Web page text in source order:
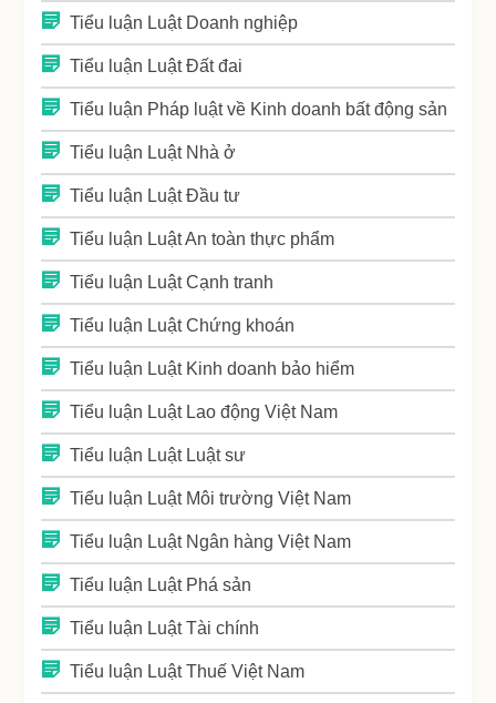
Tiểu luận Luật Doanh nghiệp
Tiểu luận Luật Đất đai
Tiểu luận Pháp luật về Kinh doanh bất động sản
Tiểu luận Luật Nhà ở
Tiểu luận Luật Đầu tư
Tiểu luận Luật An toàn thực phẩm
Tiểu luận Luật Cạnh tranh
Tiểu luận Luật Chứng khoán
Tiểu luận Luật Kinh doanh bảo hiểm
Tiểu luận Luật Lao động Việt Nam
Tiểu luận Luật Luật sư
Tiểu luận Luật Môi trường Việt Nam
Tiểu luận Luật Ngân hàng Việt Nam
Tiểu luận Luật Phá sản
Tiểu luận Luật Tài chính
Tiểu luận Luật Thuế Việt Nam